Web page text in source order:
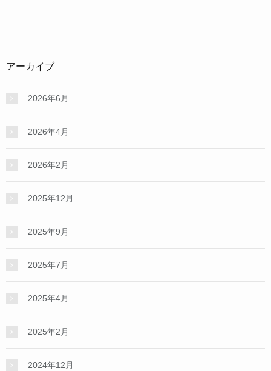
アーカイブ
2026年6月
2026年4月
2026年2月
2025年12月
2025年9月
2025年7月
2025年4月
2025年2月
2024年12月